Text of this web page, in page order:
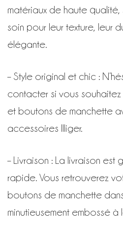
matériaux de haute
soin pour leur texture, leur
élégante.
– Style original et chic :
contacter si vous
et boutons de manchette
accessoires Illiger.
– Livraison : La livraison
rapide. Vous retrouverez
boutons de manchette
minutieusement embossé à